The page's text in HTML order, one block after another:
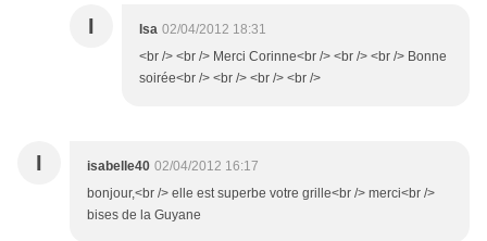
I Isa 02/04/2012 18:31
<br /> <br /> Merci Corinne<br /> <br /> <br /> Bonne
soirée<br /> <br /> <br /> <br />
I isabelle40 02/04/2012 16:17
bonjour,<br /> elle est superbe votre grille<br /> merci<br />
bises de la Guyane